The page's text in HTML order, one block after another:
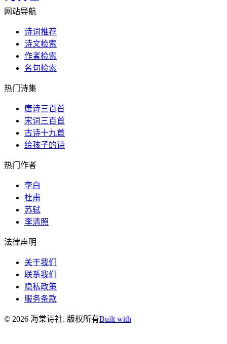
网站导航
诗词推荐
诗文检索
作者检索
名句检索
热门诗集
唐诗三百首
宋词三百首
古诗十九首
给孩子的诗
热门作者
李白
杜甫
苏轼
李清照
法律声明
关于我们
联系我们
隐私政策
服务条款
© 2026 海棠诗社. 版权所有Built with